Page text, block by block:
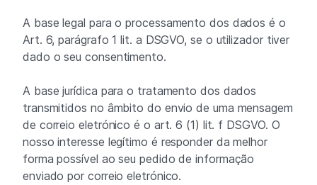
A base legal para o processamento dos dados é o
Art. 6, parágrafo 1 lit. a DSGVO, se o utilizador tiver
dado o seu consentimento.
A base jurídica para o tratamento dos dados
transmitidos no âmbito do envio de uma mensagem
de correio eletrónico é o art. 6 (1) lit. f DSGVO. O
nosso interesse legítimo é responder da melhor
forma possível ao seu pedido de informação
enviado por correio eletrónico.